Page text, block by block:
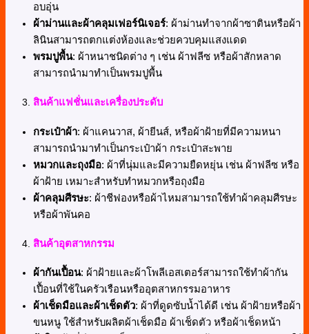
อบอุ่น
ผ้าม่านและผ้าคลุมเฟอร์นิเจอร์: ผ้าม่านทำจากผ้าซาตินหรือผ้า
ลินินสามารถตกแต่งห้องและช่วยควบคุมแสงแดด
พรมปูพื้น: ผ้าหนาชนิดต่าง ๆ เช่น ผ้าฟลีซ หรือผ้าสักหลาด
สามารถนำมาทำเป็นพรมปูพื้น
สินค้าแฟชั่นและเครื่องประดับ
กระเป๋าผ้า: ผ้าแคนวาส, ผ้ายีนส์, หรือผ้าฝ้ายที่มีความหนา
สามารถนำมาทำเป็นกระเป๋าผ้า กระเป๋าสะพาย
หมวกและถุงมือ: ผ้าที่นุ่มและมีความยืดหยุ่น เช่น ผ้าฟลีซ หรือ
ผ้าฝ้าย เหมาะสำหรับทำหมวกหรือถุงมือ
ผ้าคลุมศีรษะ: ผ้าชีฟองหรือผ้าไหมสามารถใช้ทำผ้าคลุมศีรษะ
หรือผ้าพันคอ
สินค้าอุตสาหกรรม
ผ้ากันเปื้อน: ผ้าฝ้ายและผ้าโพลีเอสเตอร์สามารถใช้ทำผ้ากัน
เปื้อนที่ใช้ในครัวเรือนหรืออุตสาหกรรมอาหาร
ผ้าเช็ดมือและผ้าเช็ดตัว: ผ้าที่ดูดซับน้ำได้ดี เช่น ผ้าฝ้ายหรือผ้า
ขนหนู ใช้สำหรับผลิตผ้าเช็ดมือ ผ้าเช็ดตัว หรือผ้าเช็ดหน้า